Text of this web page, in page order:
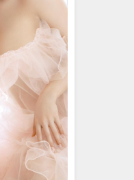
LOVE SPORTS！” （2018
月14日） | アイドルニッポ
YouTubeチャンネルさんよ
07/14/2024